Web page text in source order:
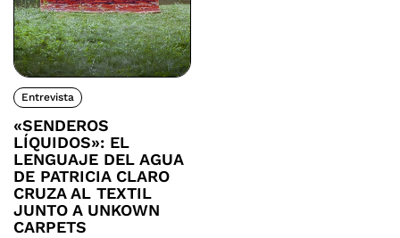
Entrevista
«SENDEROS
LÍQUIDOS»: EL
LENGUAJE DEL AGUA
DE PATRICIA CLARO
CRUZA AL TEXTIL
JUNTO A UNKOWN
CARPETS